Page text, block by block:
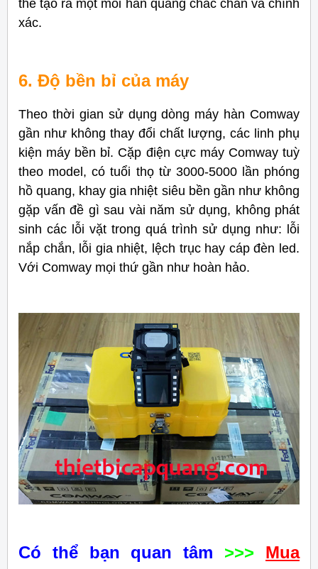
thể tạo ra một mối hàn quang chắc chắn và chính
xác.
6. Độ bền bỉ của máy
Theo thời gian sử dụng dòng máy hàn Comway
gần như không thay đổi chất lượng, các linh phụ
kiện máy bền bỉ. Cặp điện cực máy Comway tuỳ
theo model, có tuổi thọ từ 3000-5000 lần phóng
hồ quang, khay gia nhiệt siêu bền gần như không
gặp vấn đề gì sau vài năm sử dụng, không phát
sinh các lỗi vặt trong quá trình sử dụng như: lỗi
nắp chắn, lỗi gia nhiệt, lệch trục hay cáp đèn led.
Với Comway mọi thứ gần như hoàn hảo.
Có thể bạn quan tâm >>>
Mua